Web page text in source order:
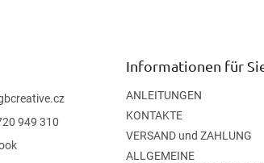
949 310
Informationen für
ANLEITUNGEN
KONTAKTE
VERSAND und ZAHLUNG
ALLGEMEINE